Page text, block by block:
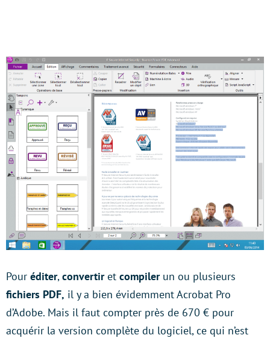
Pour éditer,convertiret compiler un ou plusieurs
fichiers PDF, il y a bien évidemment Acrobat Pro
d’Adobe. Mais il faut compter près de 670 € pour
acquérir la version complète du logiciel, ce qui n’est